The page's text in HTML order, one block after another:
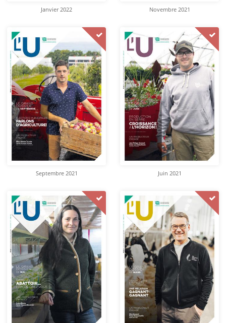
Janvier 2022 Novembre 2021
Septembre 2021 Juin 2021